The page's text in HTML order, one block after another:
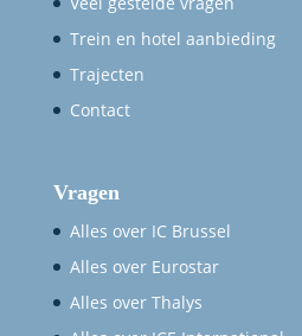
Trein en hotel aanbieding
Trajecten
Contact
Vragen
Alles over IC Brussel
Alles over Eurostar
Alles over Thalys